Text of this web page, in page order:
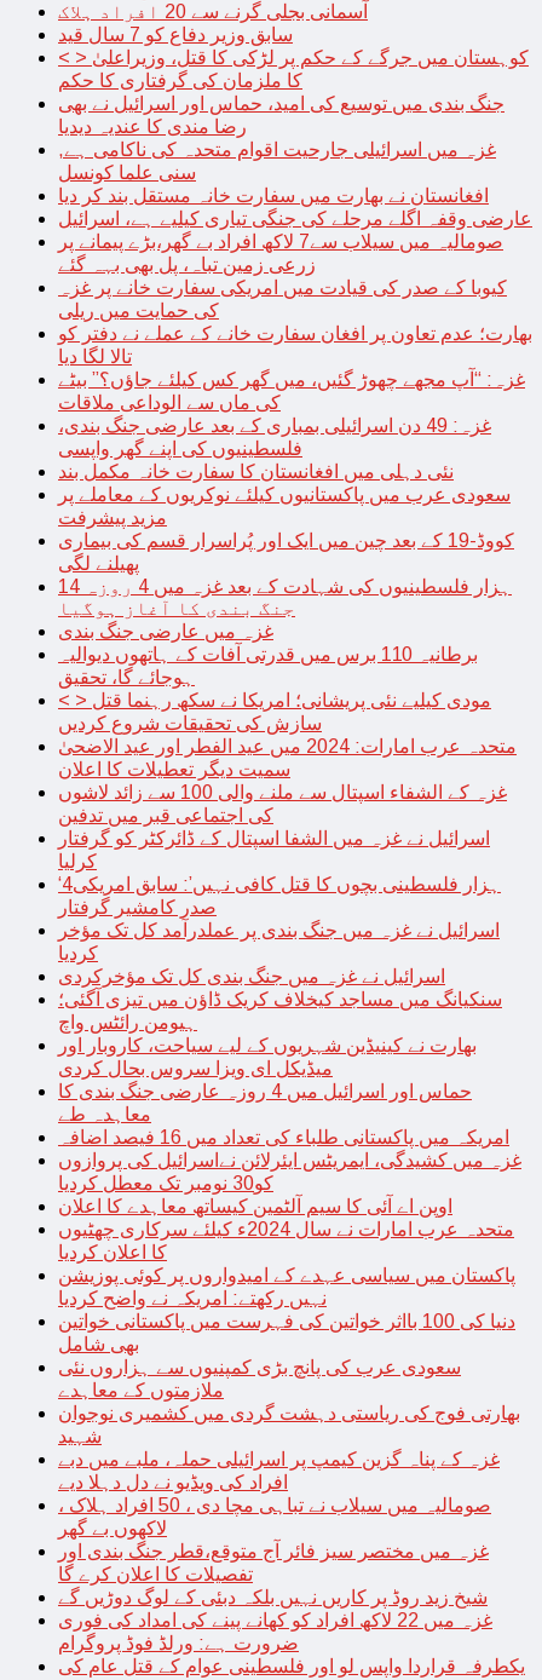
آسمانی بجلی گرنے سے 20 افراد ہلاک
سابق وزیر دفاع کو 7 سال قید
< > کوہستان میں جرگے کے حکم پر لڑکی کا قتل، وزیراعلیٰ
کا ملزمان کی گرفتاری کا حکم
جنگ بندی میں توسیع کی امید، حماس اور اسرائیل نے بھی
رضا مندی کا عندیہ دیدیا
غزہ میں اسرائیلی جارحیت اقوام متحدہ کی ناکامی ہے,
سنی علما کونسل
افغانستان نے بھارت میں سفارت خانہ مستقل بند کر دیا
عارضی وقفہ اگلے مرحلے کی جنگی تیاری کیلیے ہے، اسرائیل
صومالیہ میں سیلاب سے7 لاکھ افراد بے گھر،بڑے پیمانے پر
زرعی زمین تباہ، پل بھی بہہ گئے
کیوبا کے صدر کی قیادت میں امریکی سفارت خانے پر غزہ
کی حمایت میں ریلی
بھارت؛ عدم تعاون پر افغان سفارت خانے کے عملے نے دفتر کو
تالا لگا دیا
غزہ: “آپ مجھے چھوڑ گئیں، میں گھر کس کیلئے جاؤں؟” بیٹے
کی ماں سے الوداعی ملاقات
غزہ: 49 دن اسرائیلی بمباری کے بعد عارضی جنگ بندی،
فلسطینیوں کی اپنے گھر واپسی
نئی دہلی میں افغانستان کا سفارت خانہ مکمل بند
سعودی عرب میں پاکستانیوں کیلئے نوکریوں کے معاملے پر
مزید پیشرفت
کووڈ-19 کے بعد چین میں ایک اور پُراسرار قسم کی بیماری
پھیلنے لگی
14 ہزار فلسطینیوں کی شہادت کے بعد غزہ میں 4 روزہ
جنگ بندی کا آغاز ہوگیا
غزہ میں عارضی جنگ بندی
برطانیہ 110 برس میں قدرتی آفات کے ہاتھوں دیوالیہ
ہوجائے گا، تحقیق
< > مودی کیلیے نئی پریشانی؛ امریکا نے سکھ رہنما قتل
سازش کی تحقیقات شروع کردیں
متحدہ عرب امارات: 2024 میں عید الفطر اور عید الاضحیٰ
سمیت دیگر تعطیلات کا اعلان
غزہ کے الشفاء اسپتال سے ملنے والی 100 سے زائد لاشوں
کی اجتماعی قبر میں تدفین
اسرائیل نے غزہ میں الشفا اسپتال کے ڈائرکٹر کو گرفتار
کرلیا
‘4ہزار فلسطینی بچوں کا قتل کافی نہیں’: سابق امریکی
صدر کامشیر گرفتار
اسرائیل نے غزہ میں جنگ بندی پر عملدرآمد کل تک مؤخر
کردیا
اسرائیل نے غزہ میں جنگ بندی کل تک مؤخرکردی
سنکیانگ میں مساجد کیخلاف کریک ڈاؤن میں تیزی آگئی؛
ہیومن رائٹس واچ
بھارت نے کینیڈین شہریوں کے لیے سیاحت، کاروبار اور
میڈیکل ای ویزا سروس بحال کردی
حماس اور اسرائیل میں 4 روزہ عارضی جنگ بندی کا
معاہدہ طے
امریکہ میں پاکستانی طلباء کی تعداد میں 16 فیصد اضافہ
غزہ میں کشیدگی، ایمریٹس ایئرلائن نےاسرائیل کی پروازوں
کو30 نومبر تک معطل کردیا
اوپن اے آئی کا سیم آلٹمین کیساتھ معاہدے کا اعلان
متحدہ عرب امارات نے سال 2024ء کیلئے سرکاری چھٹیوں
کا اعلان کردیا
پاکستان میں سیاسی عہدے کے امیدواروں پر کوئی پوزیشن
نہیں رکھتے: امریکہ نے واضح کردیا
دنیا کی 100 بااثر خواتین کی فہرست میں پاکستانی خواتین
بھی شامل
سعودی عرب کی پانچ بڑی کمپنیوں سے ہزاروں نئی
ملازمتوں کے معاہدے
بھارتی فوج کی ریاستی دہشت گردی میں کشمیری نوجوان
شہید
غزہ کے پناہ گزین کیمپ پر اسرائیلی حملہ، ملبے میں دبے
افراد کی ویڈیو نے دل دہلا دیے
صومالیہ میں سیلاب نے تباہی مچا دی ، 50 افراد ہلاک ،
لاکھوں بے گھر
غزہ میں مختصر سیز فائر آج متوقع،قطر جنگ بندی اور
تفصیلات کا اعلان کرے گا
شیخ زید روڈ پر کاریں نہیں بلکہ دبئی کے لوگ دوڑیں گے
غزہ میں 22 لاکھ افراد کو کھانے پینے کی امداد کی فوری
ضرورت ہے: ورلڈ فوڈ پروگرام
یکطرفہ قراردا واپس لو اور فلسطینی عوام کے قتل عام کی